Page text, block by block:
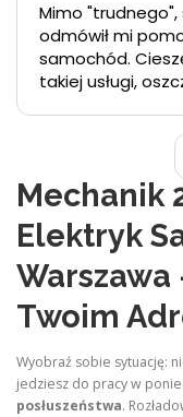
Mimo
odmówił mi
samochód.
takiej usługi,
specyficznych
zapłacić.
Mechanik
Elektryk
Twoim
Wyobraź sobie sytuację:
jedziesz do pracy w
posłuszeństwa.